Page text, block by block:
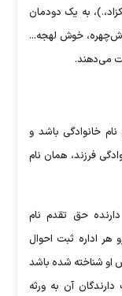
به یک دودمان
خوش لهجه...
می‌دهند.
نام خانوادگی باشد و
نام خانوادگی فرزند، همان نام
دارنده حق تقدم نام
هر اداره ثبت احوال
او شناخته شده باشد
آن به ورثه